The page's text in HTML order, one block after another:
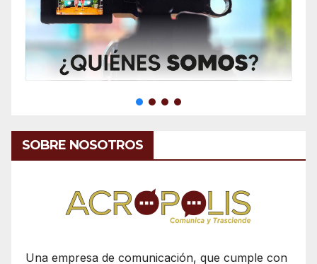
SOBRE NOSOTROS
Una empresa de comunicación, que cumple con